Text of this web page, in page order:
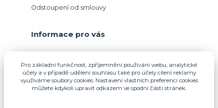
Odstoupení od smlouvy
Informace pro vás
Pro základní funkčnost, zpříjemnění používání webu, analytické
účely a v případě udělení souhlasu také pro účely cílení reklamy
využíváme soubory cookies. Nastavení vlastních preferencí cookies
můžete kdykoli upravit odkazem ve spodní části stránek.